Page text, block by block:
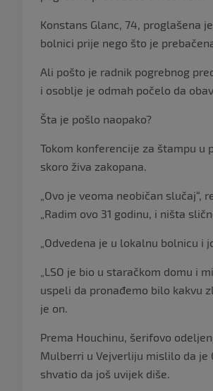
Konstans Glanc, 74, proglašena
bolnici prije nego što je
Ali pošto je radnik pogrebnog
i osoblje je odmah počelo da
Šta je pošlo naopako?
Tokom konferencije za štampu u
skoro živa zakopana.
„Ovo je veoma neobičan
„Radim ovo 31 godinu, i ništa
„Odvedena je u lokalnu bolnicu i
„LSO je bio u staračkom domu i
uspeli da pronađemo bilo kakvu
je on.
Prema Houchinu, šerifovo
Mulberri u Vejverliju mislilo da je
shvatio da još uvijek diše.